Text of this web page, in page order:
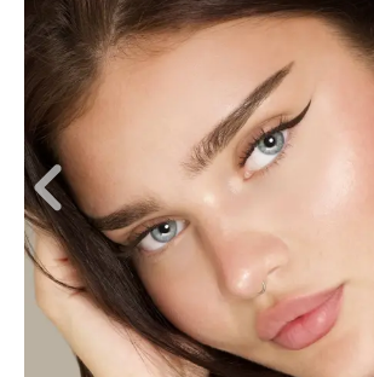
09:00 - 18:00
09:00 - 18:00
Fr 09:00 - 18:00
So 10:00 - 17:00
Termine auf anfrage Ihr individuelles
flexibel, professionell und einzigartig
die vielfältige Welt von chicsaal Muĝnî
für Schönheit, Komfort und kreative
Sie Ihre natürliche Schönheit
unterstreichen möchten, einen